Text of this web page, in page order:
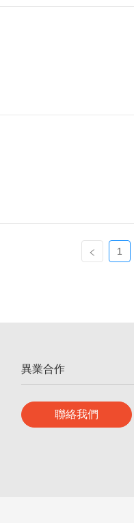
1
異業合作
聯絡我們